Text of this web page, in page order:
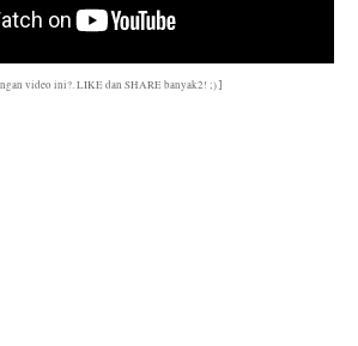
video ini?. LIKE dan SHARE banyak2! ;)]